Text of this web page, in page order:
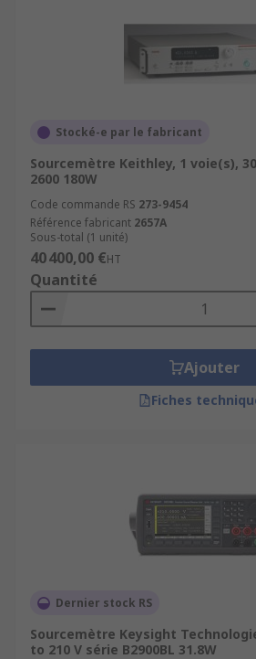
Stocké-e par le fabricant
Sourcemètre Keithley, 1 voie(s),
2600 180W
Code commande RS 273-9454
Référence fabricant 2657A
Sous-total (1 unité)
40 400,00 €HT
Quantité
Ajouter
Fiches
Dernier stock RS
Sourcemètre Keysight
to 210 V série B2900BL 31.8W